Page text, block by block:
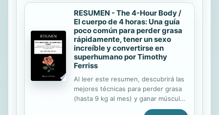
con la tecnología qué es una interfaz
y cuál es la diferencia entre UI y UX ;
que la innovación no implica
necesariamente el desarrollo de una
interfaz cómo es posible pensar en
la tecnología de forma más sencilla
cómo poner los ordenadores a
utilizarlos; cuáles son los retos para
una mejor innovación tecnológica....
RESUMEN - The 4-Hour Body /
El cuerpo de 4 horas: Una guía
poco común para perder grasa
rápidamente, tener un sexo
increíble y convertirse en
superhumano por Timothy
Ferriss
Al leer este resumen, descubrirá las
mejores técnicas para perder grasa
(hasta 9 kg al mes) y ganar músculo
(hasta 15 kg al mes). También